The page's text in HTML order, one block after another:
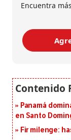
Encuentra
Panamá
en Santo
Fir milenge: